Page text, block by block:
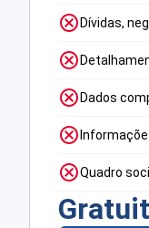
Dívidas,
Dados
Quadro